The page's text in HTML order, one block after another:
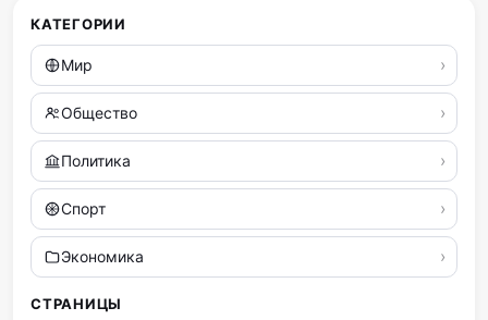
КАТЕГОРИИ
Мир
Общество
Политика
Спорт
Экономика
СТРАНИЦЫ